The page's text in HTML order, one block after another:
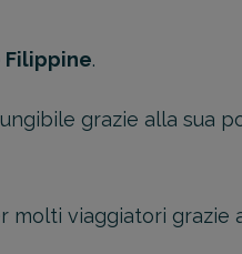
.
grazie alla sua
molti viaggiatori grazie